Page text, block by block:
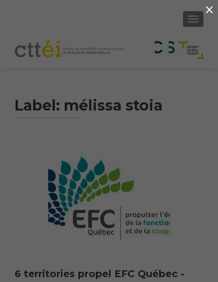
SHOW/
Label: mélissa stoia
6 territories propel EFC Québec -
×